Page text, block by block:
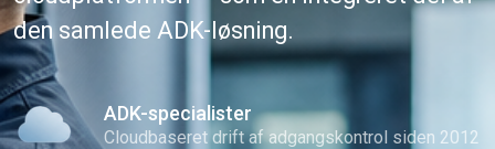
den samlede ADK-løsning.
ADK-specialister
Cloudbaseret drift af adgangskontrol siden 2012